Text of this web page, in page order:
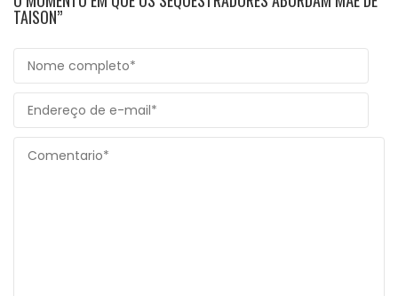
TAISON”